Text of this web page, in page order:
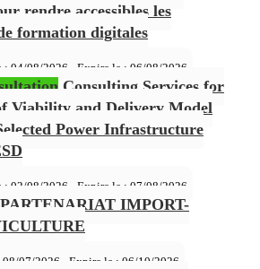
rendre accessibles les
formation digitales
: 04/08/2026 - Expire le : 06/08/2026
Consulting Services for
Viability and Delivery Model
Power Infrastructure
: 02/08/2026 - Expire le : 07/08/2026
PARTENARIAT IMPORT-
08/07/2026 - Expire le : 06/10/2026